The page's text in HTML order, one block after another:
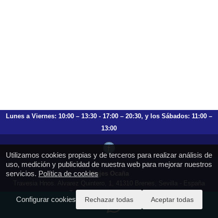
Utilizamos cookies propias y de terceros para realizar análisis de
uso, medición y publicidad de nuestra web para mejorar nuestros
servicios. Política de cookies
Configurar cookies Rechazar todas Aceptar todas
Lunes a Viernes: 10:00 – 13:30 - 17:00 – 20:30, y los Sábados: 11:00 –
13:00
Viajes Ocaña
T.: 659 753 504 954 797 472
https://viajesocana.es
reservas@viajesocana.es